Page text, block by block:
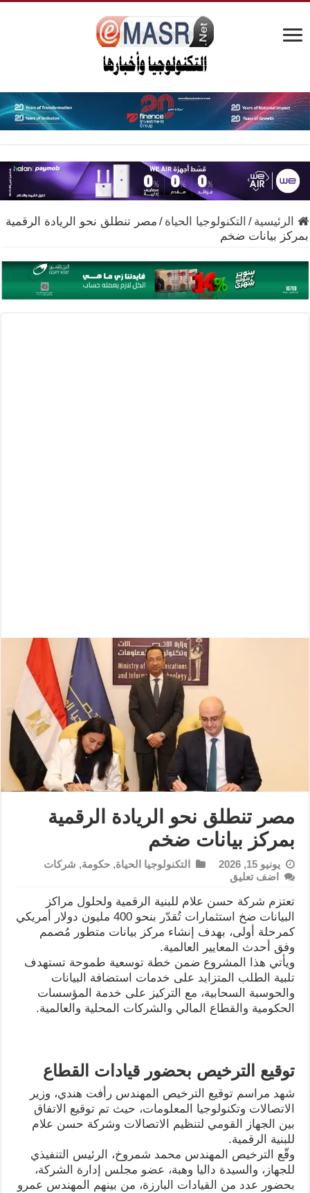
الرئيسية / التكنولوجيا الحياة / مصر تنطلق نحو الريادة الرقمية
بمركز بيانات ضخم
مصر تنطلق نحو الريادة الرقمية
بمركز بيانات ضخم
يونيو 15, 2026 التكنولوجيا الحياة, حكومة, شركات
اضف تعليق
تعتزم شركة حسن علام للبنية الرقمية ولحلول مراكز
البيانات ضخ استثمارات تُقدّر بنحو 400 مليون دولار أمريكي
كمرحلة أولى، بهدف إنشاء مركز بيانات متطور مُصمم
وفق أحدث المعايير العالمية.
ويأتي هذا المشروع ضمن خطة توسعية طموحة تستهدف
تلبية الطلب المتزايد على خدمات استضافة البيانات
والحوسبة السحابية، مع التركيز على خدمة المؤسسات
الحكومية والقطاع المالي والشركات المحلية والعالمية.
توقيع الترخيص بحضور قيادات القطاع
شهد مراسم توقيع الترخيص المهندس رأفت هندي، وزير
الاتصالات وتكنولوجيا المعلومات، حيث تم توقيع الاتفاق
بين الجهاز القومي لتنظيم الاتصالات وشركة حسن علام
للبنية الرقمية.
وقّع الترخيص المهندس محمد شمروخ، الرئيس التنفيذي
للجهاز، والسيدة داليا وهبة، عضو مجلس إدارة الشركة،
بحضور عدد من القيادات البارزة، من بينهم المهندس عمرو